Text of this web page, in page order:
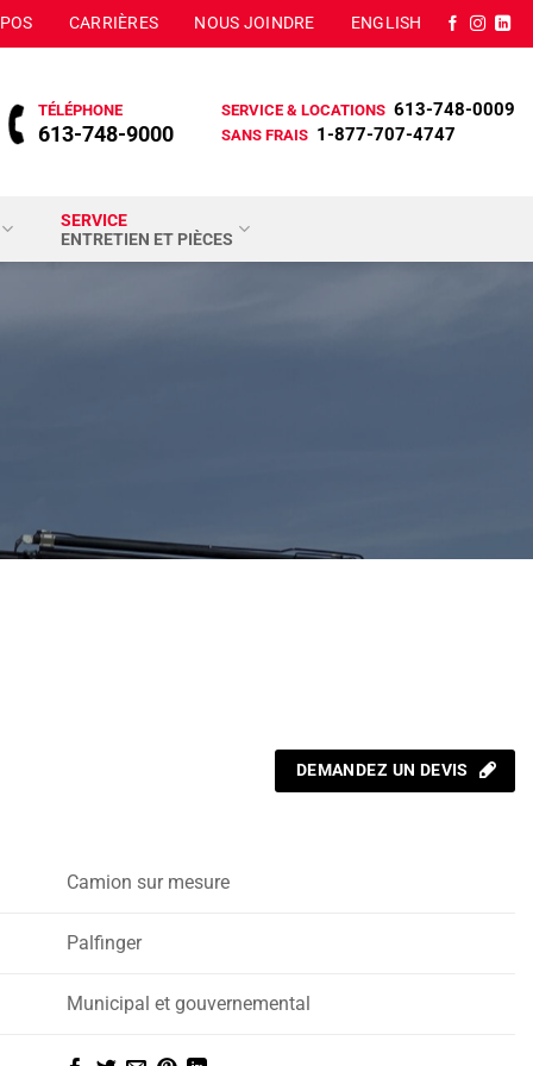
CARRIÈRES NOUS JOINDRE ENGLISH
TÉLÉPHONE
613-748-9000
SERVICE & LOCATIONS 613-748-0009
SANS FRAIS 1-877-707-4747
SERVICE
ENTRETIEN ET PIÈCES
DEMANDEZ UN DEVIS
Camion sur mesure
Palfinger
Municipal et gouvernemental